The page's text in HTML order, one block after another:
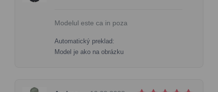
Modelul este ca in poza
Automatický preklad:
Model je ako na obrázku